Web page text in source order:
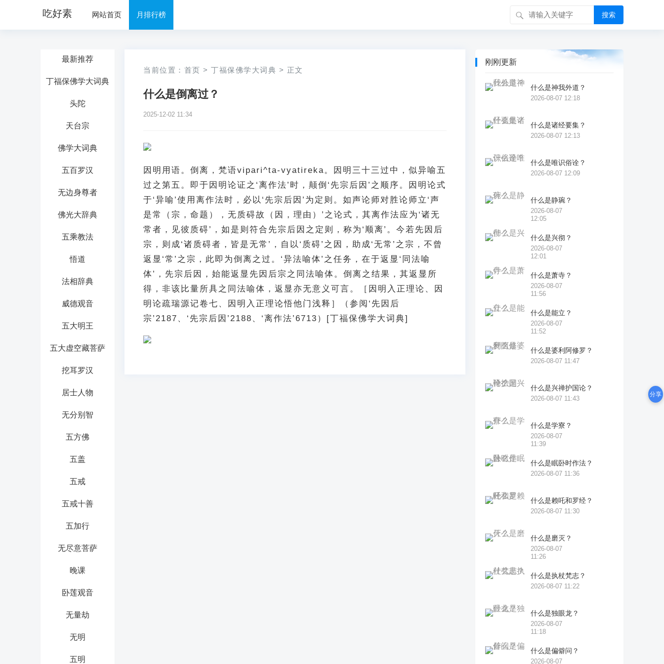
吃好素 网站首页 月排行榜 搜索
最新推荐
丁福保佛学大词典
头陀
天台宗
佛学大词典
五百罗汉
无边身尊者
佛光大辞典
五乘教法
悟道
法相辞典
威德观音
五大明王
五大虚空藏菩萨
挖耳罗汉
居士人物
无分别智
五方佛
五盖
五戒
五戒十善
五加行
无尽意菩萨
晚课
卧莲观音
无量劫
无明
五明
当前位置： 首页 > 丁福保佛学大词典 > 正文
什么是倒离过？
2025-12-02 11:34
因明用语。倒离，梵语vipari^ta-vyatireka。因明三十三过中，似异喻五
过之第五。即于因明论证之‘离作法’时，颠倒‘先宗后因’之顺序。因明论式
于‘异喻’使用离作法时，必以‘先宗后因’为定则。如声论师对胜论师立‘声
是常（宗，命题），无质碍故（因，理由）’之论式，其离作法应为‘诸无
常者，见彼质碍’，如是则符合先宗后因之定则，称为‘顺离’。今若先因后
宗，则成‘诸质碍者，皆是无常’，自以‘质碍’之因，助成‘无常’之宗，不曾
返显‘常’之宗，此即为倒离之过。‘异法喻体’之任务，在于返显‘同法喻
体’，先宗后因，始能返显先因后宗之同法喻体。倒离之结果，其返显所
得，非该比量所具之同法喻体，返显亦无意义可言。［因明入正理论、因
明论疏瑞源记卷七、因明入正理论悟他门浅释］（参阅‘先因后
宗’2187、‘先宗后因’2188、‘离作法’6713）[丁福保佛学大词典]
刚刚更新
什么是神我外道？
2026-08-07 12:18
什么是诸经要集？
2026-08-07 12:13
什么是唯识俗诠？
2026-08-07 12:09
什么是静琬？
2026-08-07
12:05
什么是兴彻？
2026-08-07
12:01
什么是萧寺？
2026-08-07
11:56
什么是能立？
2026-08-07
11:52
什么是婆利阿修罗？
2026-08-07 11:47
什么是兴禅护国论？
2026-08-07 11:43
什么是学寮？
2026-08-07
11:39
什么是眠卧时作法？
2026-08-07 11:36
什么是赖吒和罗经？
2026-08-07 11:30
什么是磨灭？
2026-08-07
11:26
什么是执杖梵志？
2026-08-07 11:22
什么是独眼龙？
2026-08-07
11:18
什么是偏僻问？
2026-08-07
分享